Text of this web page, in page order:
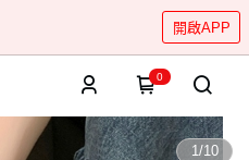
開啟APP
0
1/10